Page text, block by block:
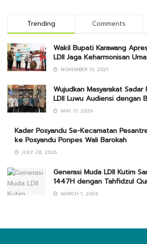
Trending Comments
Wakil Bupati Karawang
LDII Jaga Keharmonisan
NOVEMBER 13, 2021
Wujudkan Masyarakat
LDII Luwu Audiensi dengan
MAY 17, 2026
Kader Posyandu Se-Kecamatan
ke Posyandu Ponpes Wali Barokah
JULY 28, 2026
Generasi Muda LDII Kutim
1447H dengan Tahfidzul
MARCH 1, 2026